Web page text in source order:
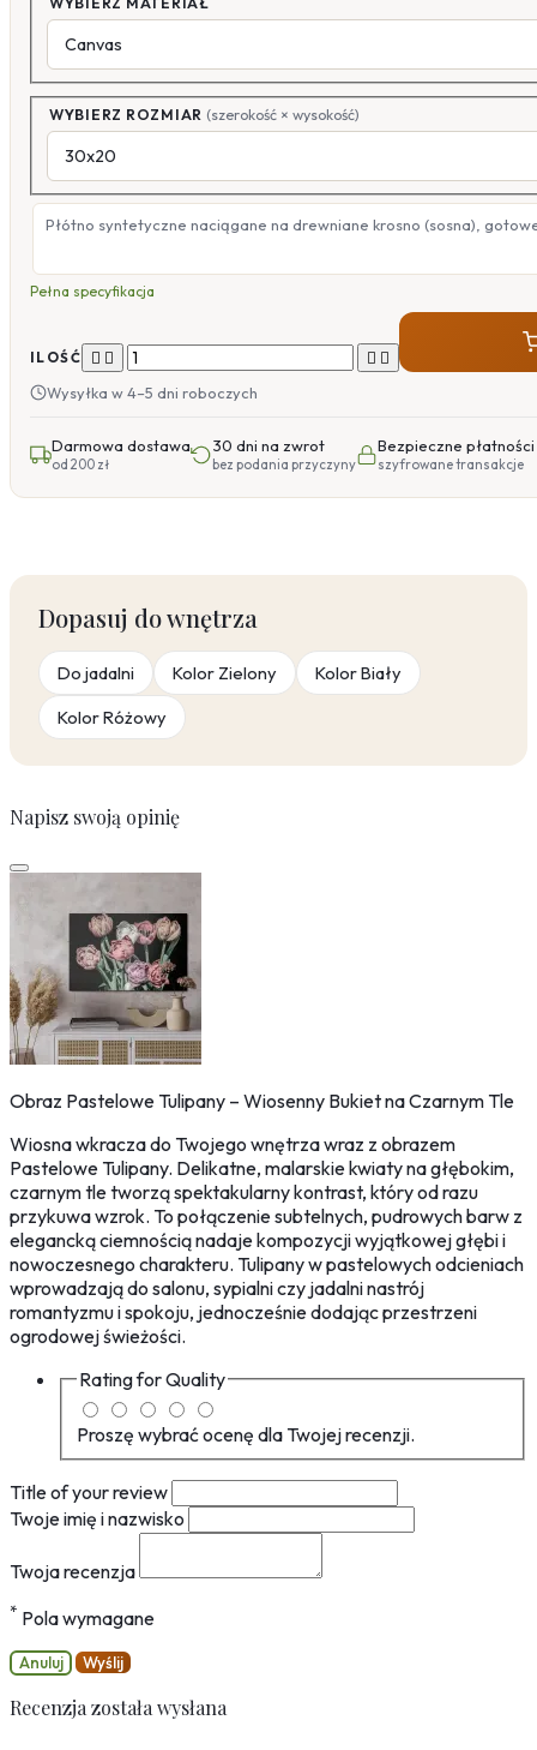
WYBIERZ ROZMIAR (szerokość × wysokość)
Płótno syntetyczne naciągane na drewniane krosno (sosna),
Pełna specyfikacja
ILOŚĆ    
Wysyłka w 4–5 dni roboczych
Darmowa dostawa
od 200 zł
30 dni na zwrot
bez podania przyczyny
Bezpieczne płatności
szyfrowane transakcje
Dopasuj do wnętrza
Do jadalni Kolor Zielony
Kolor Biały
Kolor Różowy
Napisz swoją opinię
Obraz Pastelowe Tulipany – Wiosenny Bukiet na Czarnym Tle
Wiosna wkracza do Twojego wnętrza wraz z obrazem
Pastelowe Tulipany. Delikatne, malarskie kwiaty na głębokim,
czarnym tle tworzą spektakularny kontrast, który od razu
przykuwa wzrok. To połączenie subtelnych, pudrowych barw z
elegancką ciemnością nadaje kompozycji wyjątkowej głębi i
nowoczesnego charakteru. Tulipany w pastelowych odcieniach
wprowadzają do salonu, sypialni czy jadalni nastrój
romantyzmu i spokoju, jednocześnie dodając przestrzeni
ogrodowej świeżości.
Rating forQuality
Proszę wybrać ocenę dla Twojej recenzji.
Title of your review
Twoje imię i nazwisko
Twoja recenzja
* Pola wymagane
Anuluj Wyślij
Recenzja została wysłana